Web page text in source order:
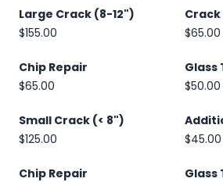
Large Crack (8-12")
$155.00
$65.00
Chip Repair
$65.00
$50.00
Small Crack (< 8")
$125.00
$45.00
Chip Repair